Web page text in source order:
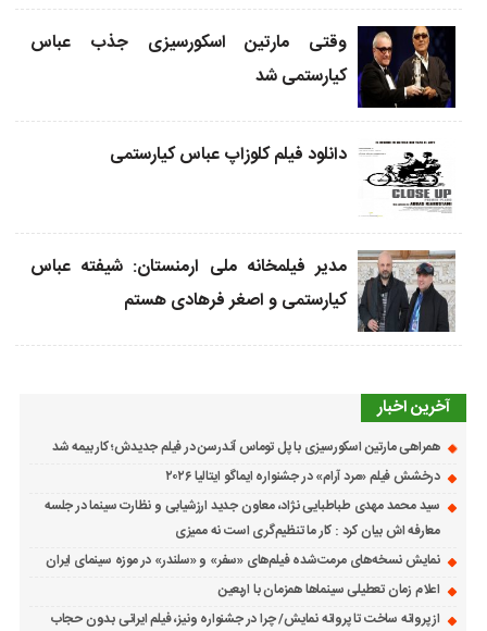
وقتی مارتین اسکورسیزی جذب عباس
کیارستمی شد
دانلود فیلم کلوزاپ عباس کیارستمی
مدیر فیلمخانه ملی ارمنستان: شیفته عباس
کیارستمی و اصغر فرهادی هستم
آخرین اخبار
همراهی مارتین اسکورسیزی با پل توماس ٱندرسن در فیلم جدیدش؛ کار بیمه شد
درخشش فیلم «مرد آرام» در جشنواره ایماگو ایتالیا ۲۰۲۶
سید محمد مهدی طباطبایی نژاد، معاون جدید ارزشیابی و نظارت سینما در جلسه
معارفه اش بیان کرد : کار ما تنظیم‌گری است نه ممیزی
نمایش نسخه‌های مرمت‌شده فیلم‌های «سفر» و «سلندر» در موزه سینمای ایران
اعلام زمان تعطیلی سینماها همزمان با اربعین
از پروانه ساخت تا پروانه نمایش/ چرا در جشنواره ونیز، فیلم ایرانی بدون حجاب